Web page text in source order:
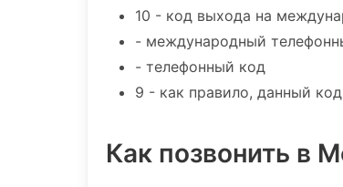
10 - код выхода на
- международный
- телефонный код
9 - как правило, данный
Как позвонить в